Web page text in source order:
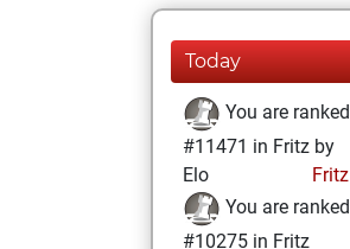
Today
You are ranked
#11471 in Fritz by
Elo
Fritz
You are ranked
#10275 in Fritz